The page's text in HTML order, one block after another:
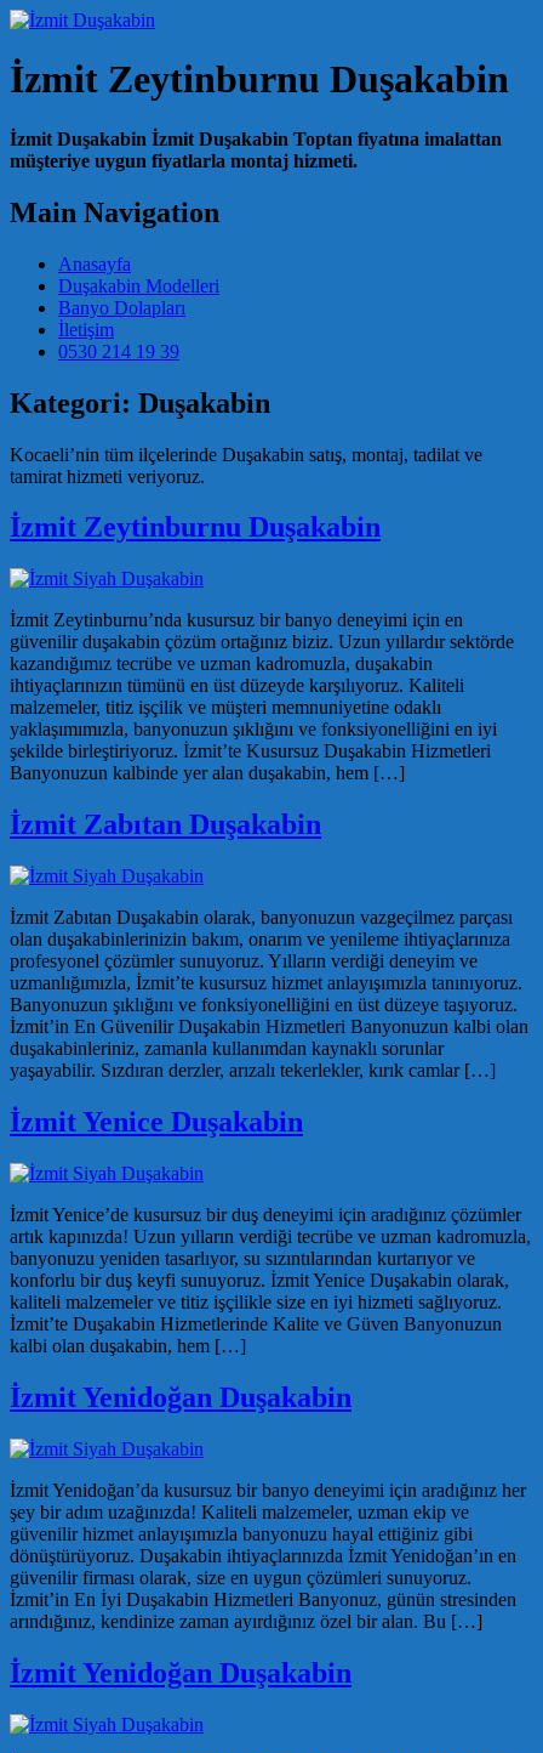
İzmit Zeytinburnu Duşakabin
İzmit Duşakabin İzmit Duşakabin Toptan fiyatına imalattan
müşteriye uygun fiyatlarla montaj hizmeti.
Main Navigation
Anasayfa
Duşakabin Modelleri
Banyo Dolapları
İletişim
0530 214 19 39
Kategori: Duşakabin
Kocaeli’nin tüm ilçelerinde Duşakabin satış, montaj, tadilat ve
tamirat hizmeti veriyoruz.
İzmit Zeytinburnu Duşakabin
İzmit Zeytinburnu’nda kusursuz bir banyo deneyimi için en
güvenilir duşakabin çözüm ortağınız biziz. Uzun yıllardır sektörde
kazandığımız tecrübe ve uzman kadromuzla, duşakabin
ihtiyaçlarınızın tümünü en üst düzeyde karşılıyoruz. Kaliteli
malzemeler, titiz işçilik ve müşteri memnuniyetine odaklı
yaklaşımımızla, banyonuzun şıklığını ve fonksiyonelliğini en iyi
şekilde birleştiriyoruz. İzmit’te Kusursuz Duşakabin Hizmetleri
Banyonuzun kalbinde yer alan duşakabin, hem […]
İzmit Zabıtan Duşakabin
İzmit Zabıtan Duşakabin olarak, banyonuzun vazgeçilmez parçası
olan duşakabinlerinizin bakım, onarım ve yenileme ihtiyaçlarınıza
profesyonel çözümler sunuyoruz. Yılların verdiği deneyim ve
uzmanlığımızla, İzmit’te kusursuz hizmet anlayışımızla tanınıyoruz.
Banyonuzun şıklığını ve fonksiyonelliğini en üst düzeye taşıyoruz.
İzmit’in En Güvenilir Duşakabin Hizmetleri Banyonuzun kalbi olan
duşakabinleriniz, zamanla kullanımdan kaynaklı sorunlar
yaşayabilir. Sızdıran derzler, arızalı tekerlekler, kırık camlar […]
İzmit Yenice Duşakabin
İzmit Yenice’de kusursuz bir duş deneyimi için aradığınız çözümler
artık kapınızda! Uzun yılların verdiği tecrübe ve uzman kadromuzla,
banyonuzu yeniden tasarlıyor, su sızıntılarından kurtarıyor ve
konforlu bir duş keyfi sunuyoruz. İzmit Yenice Duşakabin olarak,
kaliteli malzemeler ve titiz işçilikle size en iyi hizmeti sağlıyoruz.
İzmit’te Duşakabin Hizmetlerinde Kalite ve Güven Banyonuzun
kalbi olan duşakabin, hem […]
İzmit Yenidoğan Duşakabin
İzmit Yenidoğan’da kusursuz bir banyo deneyimi için aradığınız her
şey bir adım uzağınızda! Kaliteli malzemeler, uzman ekip ve
güvenilir hizmet anlayışımızla banyonuzu hayal ettiğiniz gibi
dönüştürüyoruz. Duşakabin ihtiyaçlarınızda İzmit Yenidoğan’ın en
güvenilir firması olarak, size en uygun çözümleri sunuyoruz.
İzmit’in En İyi Duşakabin Hizmetleri Banyonuz, günün stresinden
arındığınız, kendinize zaman ayırdığınız özel bir alan. Bu […]
İzmit Yenidoğan Duşakabin